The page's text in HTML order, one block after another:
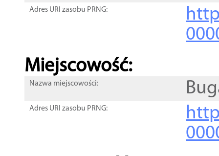
Adres URI zasobu PRNG:
Miejscowość:
Nazwa miejscowości:
Adres URI zasobu PRNG: